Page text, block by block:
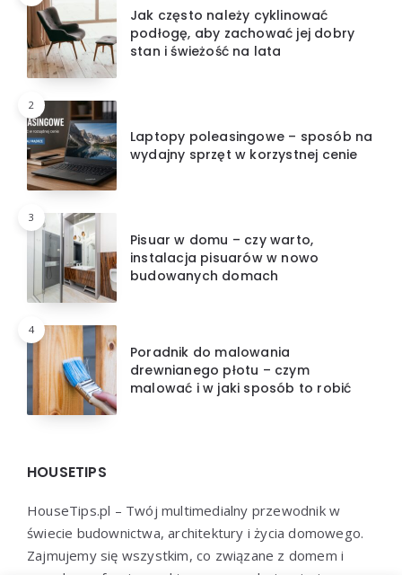
Jak często należy cyklinować
podłogę, aby zachować jej dobry
stan i świeżość na lata
2
Laptopy poleasingowe – sposób na
wydajny sprzęt w korzystnej cenie
3
Pisuar w domu – czy warto,
instalacja pisuarów w nowo
budowanych domach
4
Poradnik do malowania
drewnianego płotu – czym
malować i w jaki sposób to robić
HOUSETIPS
HouseTips.pl – Twój multimedialny przewodnik w
świecie budownictwa, architektury i życia domowego.
Zajmujemy się wszystkim, co związane z domem i